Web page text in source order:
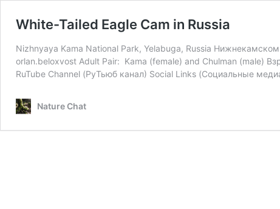
White-Tailed Eagle Cam in Russia
Nizhnyaya Kama National Park, Yelabuga, Russia
orlan.beloxvost Adult Pair: Kama (female) and Chulman (male)
RuTube Channel (РуТьюб канал) Social Links (Социальные
Nature Chat